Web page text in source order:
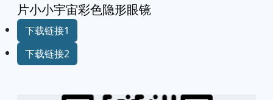
片小小宇宙彩色隐形眼镜
下载链接1
下载链接2